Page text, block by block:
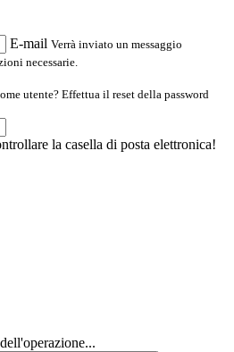
E-mail Verrà inviato un messaggio
necessarie.
utente? Effettua il reset della password
la casella di posta elettronica!